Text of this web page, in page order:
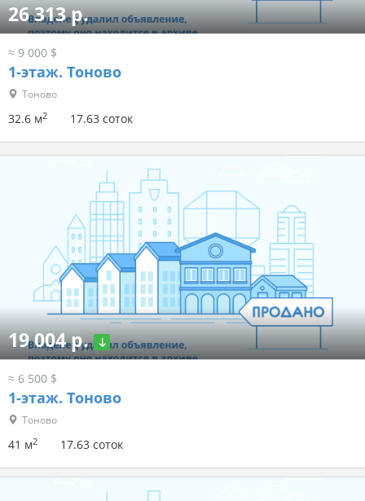
26 313 р.
≈ 9 000 $
1-этаж. Тоново
Тоново
32.6 м2 17.63 соток
19 004 р.
≈ 6 500 $
1-этаж. Тоново
Тоново
41 м2 17.63 соток